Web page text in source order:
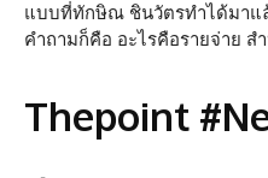
แบบที่ทักษิณ ชินวัตรทำได้มาแ
คำถามก็คือ อะไรคือรายจ่าย ส
Thepoint